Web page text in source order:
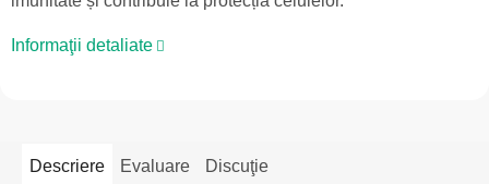
Informaţii detaliate
Descriere Evaluare Discuţie